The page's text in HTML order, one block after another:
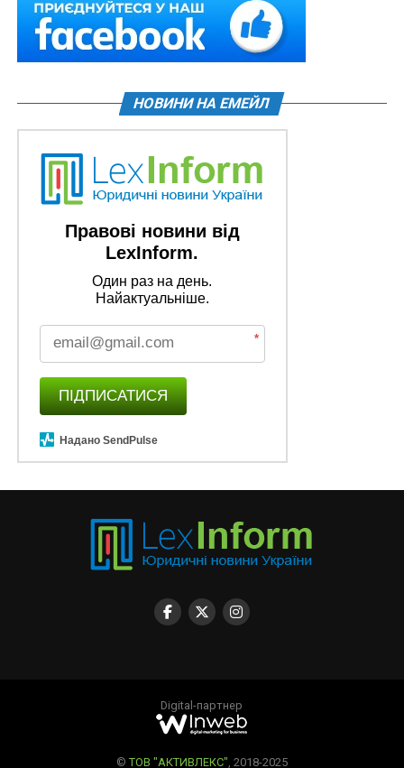
НОВИНИ НА ЕМЕЙЛ
Правові новини від
LexInform.
Один раз на день.
Найактуальніше.
*
ПІДПИСАТИСЯ
Надано SendPulse
Digital-партнер
© ТОВ "АКТИВЛЕКС" , 2018-2025